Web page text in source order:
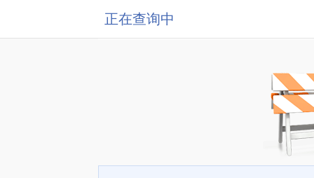
正在查询中